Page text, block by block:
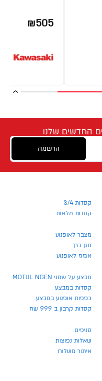
₪505
החדשים שלנו
הרשמה
קסדות 3/4
קסדות מלאות
מצבר לאופנוע
מגן ברך
אגזוז לאופנוע
מבצע על שמני MOTUL NGEN
קסדות במבצע
כפפות אופנוע במבצע
קסדות קרבון ב 999 שח
סניפים
שאלות נפוצות
איתור משלוח